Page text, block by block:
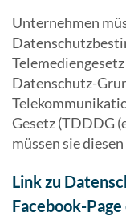
Unternehmen
Datenschutz-
Gesetz (TDDDG
müssen sie
Link zu
Facebook-